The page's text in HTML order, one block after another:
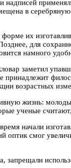
в
их
для
намного
заметил
возрастных
жизнь:
ученые
начали
смог